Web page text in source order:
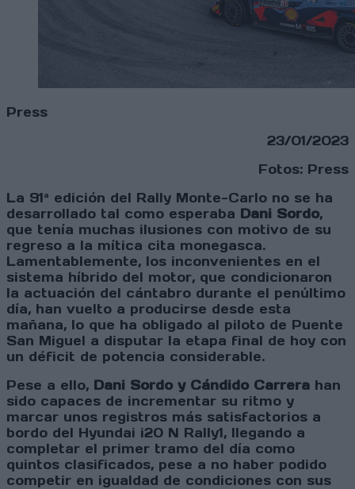
Press
23/01/2023
Fotos: Press
La 91ª edición del Rally Monte-Carlo no se ha
desarrollado tal como esperaba Dani Sordo,
que tenía muchas ilusiones con motivo de su
regreso a la mítica cita monegasca.
Lamentablemente, los inconvenientes en el
sistema híbrido del motor, que condicionaron
la actuación del cántabro durante el penúltimo
día, han vuelto a producirse desde esta
mañana, lo que ha obligado al piloto de Puente
San Miguel a disputar la etapa final de hoy con
un déficit de potencia considerable.
Pese a ello, Dani Sordo y Cándido Carrera han
sido capaces de incrementar su ritmo y
marcar unos registros más satisfactorios a
bordo del Hyundai i20 N Rally1, llegando a
completar el primer tramo del día como
quintos clasificados, pese a no haber podido
competir en igualdad de condiciones con sus